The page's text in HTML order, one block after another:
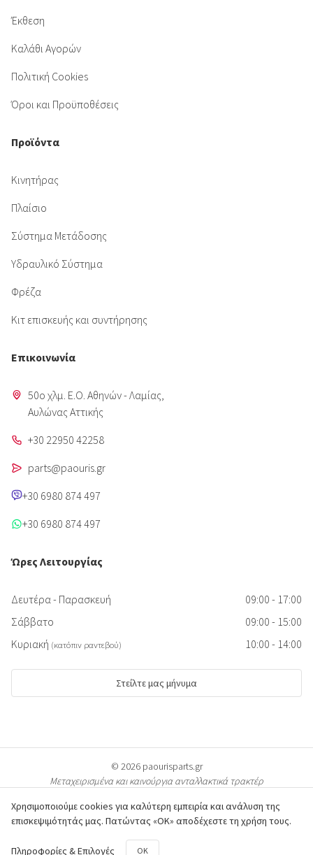
Έκθεση
Καλάθι Αγορών
Πολιτική Cookies
Όροι και Προϋποθέσεις
Προϊόντα
Κινητήρας
Πλαίσιο
Σύστημα Μετάδοσης
Υδραυλικό Σύστημα
Φρέζα
Κιτ επισκευής και συντήρησης
Επικοινωνία
50o χλμ. Ε.Ο. Αθηνών - Λαμίας,
Aυλώνας Αττικής
+30 22950 42258
parts@paouris.gr
+30 6980 874 497
+30 6980 874 497
Ώρες Λειτουργίας
Δευτέρα - Παρασκευή
09:00 - 17:00
Σάββατο
09:00 - 15:00
Κυριακή (κατόπιν ραντεβού) 10:00 - 14:00
Στείλτε μας μήνυμα
© 2026 paourisparts.gr
Μεταχειρισμένα και καινούργια ανταλλακτικά τρακτέρ
© Όλες οι φωτογραφίες των προϊόντων προστατεύονται από πνευματικά
Χρησιμοποιούμε cookies για καλύτερη εμπειρία και ανάλυση της
επισκεψιμότητάς μας. Πατώντας «ΟΚ» αποδέχεστε τη χρήση τους.
Πληροφορίες & Επιλογές OK